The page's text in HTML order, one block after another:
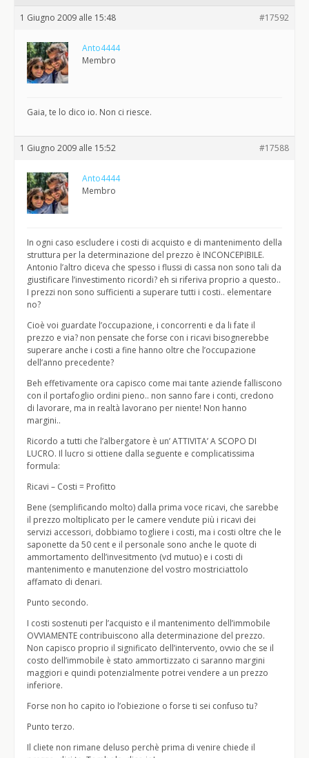
1 Giugno 2009 alle 15:48 #17592
Anto4444
Membro
Gaia, te lo dico io. Non ci riesce.
1 Giugno 2009 alle 15:52 #17588
Anto4444
Membro
In ogni caso escludere i costi di acquisto e di mantenimento della
struttura per la determinazione del prezzo è INCONCEPIBILE.
Antonio l’altro diceva che spesso i flussi di cassa non sono tali da
giustificare l’investimento ricordi? eh si riferiva proprio a questo..
I prezzi non sono sufficienti a superare tutti i costi.. elementare
no?
Cioè voi guardate l’occupazione, i concorrenti e da li fate il
prezzo e via? non pensate che forse con i ricavi bisognerebbe
superare anche i costi a fine hanno oltre che l’occupazione
dell’anno precedente?
Beh effetivamente ora capisco come mai tante aziende falliscono
con il portafoglio ordini pieno.. non sanno fare i conti, credono
di lavorare, ma in realtà lavorano per niente! Non hanno
margini..
Ricordo a tutti che l’albergatore è un’ ATTIVITA’ A SCOPO DI
LUCRO. Il lucro si ottiene dalla seguente e complicatissima
formula:
Ricavi – Costi = Profitto
Bene (semplificando molto) dalla prima voce ricavi, che sarebbe
il prezzo moltiplicato per le camere vendute più i ricavi dei
servizi accessori, dobbiamo togliere i costi, ma i costi oltre che le
saponette da 50 cent e il personale sono anche le quote di
ammortamento dell’invesitmento (vd mutuo) e i costi di
mantenimento e manutenzione del vostro mostriciattolo
affamato di denari.
Punto secondo.
I costi sostenuti per l’acquisto e il mantenimento dell’immobile
OVVIAMENTE contribuiscono alla determinazione del prezzo.
Non capisco proprio il significato dell’intervento, ovvio che se il
costo dell’immobile è stato ammortizzato ci saranno margini
maggiori e quindi potenzialmente potrei vendere a un prezzo
inferiore.
Forse non ho capito io l’obiezione o forse ti sei confuso tu?
Punto terzo.
Il cliete non rimane deluso perchè prima di venire chiede il